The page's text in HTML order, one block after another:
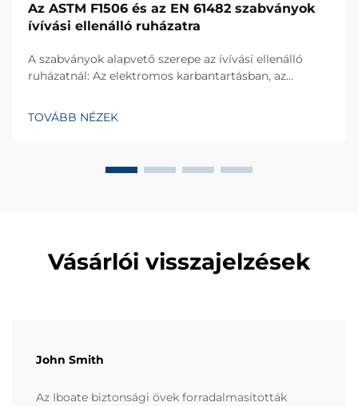
Az ASTM F1506 és az EN 61482 szabványok
ívívási ellenálló ruházatra
A szabványok alapvető szerepe az ívívási ellenálló
ruházatnál: Az elektromos karbantartásban, az
gyártásban az ívívási balesetek súlyos hő- és
TOVÁBB NÉZEK
Vásárlói visszajelzések
John Smith
Az Iboate biztonsági övek forradalmasították